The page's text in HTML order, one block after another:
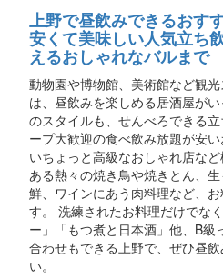
上野で昼飲みできるおす
安くて美味しい人気立ち
えるおしゃれなバルまで
動物園や博物館、美術館など観
は、昼飲みを楽しめる居酒屋が
のスタイルも、せんべろできる
ープ大歓迎の食べ飲み放題が安
いちょっと高級なおしゃれ店な
ある熱々の焼き鳥や焼きとん、
鮮、ワインにあう肉料理など、
す。 洗練されたお料理だけでな
ー」「もつ煮と日本酒」他、B級
合わせもできる上野で、ぜひ昼
い。